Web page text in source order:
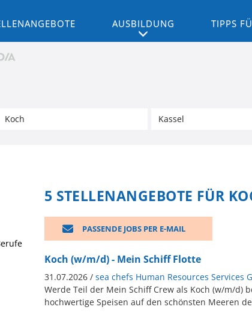
AUSBILDUNG TIPPS
5 STELLENANGEBOTE FÜR
PASSENDE JOBS PER E-MAIL
Koch (w/m/d) - Mein Schiff Flotte
31.07.2026 / sea chefs Human Resources Services
Werde Teil der Mein Schiff Crew als Koch (w/m/d)
hochwertige Speisen auf den schönsten Meeren